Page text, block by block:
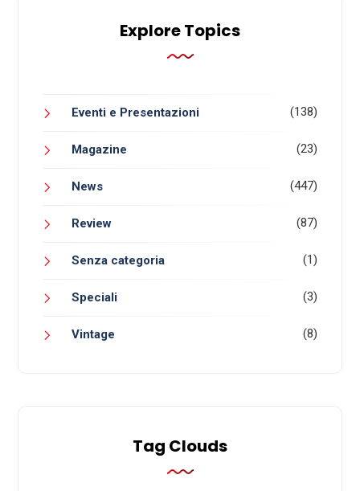
Explore Topics
Eventi e Presentazioni (138)
Magazine (23)
News (447)
Review (87)
Senza categoria (1)
Speciali (3)
Vintage (8)
Tag Clouds